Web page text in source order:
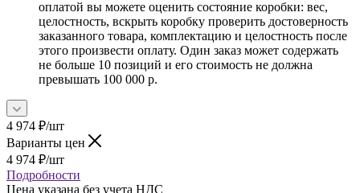
оплатой вы можете оценить состояние коробки: вес,
целостность, вскрыть коробку проверить достоверность
заказанного товара, комплектацию и целостность после
этого произвести оплату. Один заказ может содержать
не больше 10 позиций и его стоимость не должна
превышать 100 000 р.
4 974 ₽/шт
Варианты цен
4 974 ₽/шт
Подробности
Цена указана без учета НДС